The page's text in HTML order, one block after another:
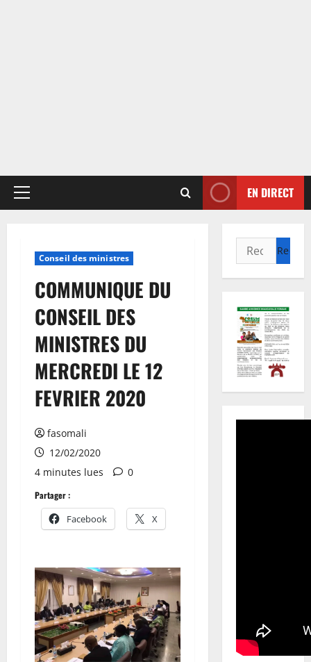
Menu
EN DIRECT
Conseil des ministres
COMMUNIQUE DU
CONSEIL DES
MINISTRES DU
MERCREDI LE 12
FEVRIER 2020
fasomali
12/02/2020
4 minutes lues
0
Partager :
Facebook X
Rechercher :